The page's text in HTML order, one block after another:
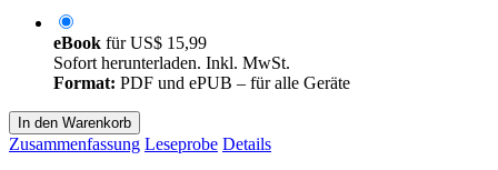
eBook fürUS$ 15,99
Sofort herunterladen. Inkl. MwSt.
Format: PDF und ePUB – für alle Geräte
In den Warenkorb
Zusammenfassung Leseprobe Details